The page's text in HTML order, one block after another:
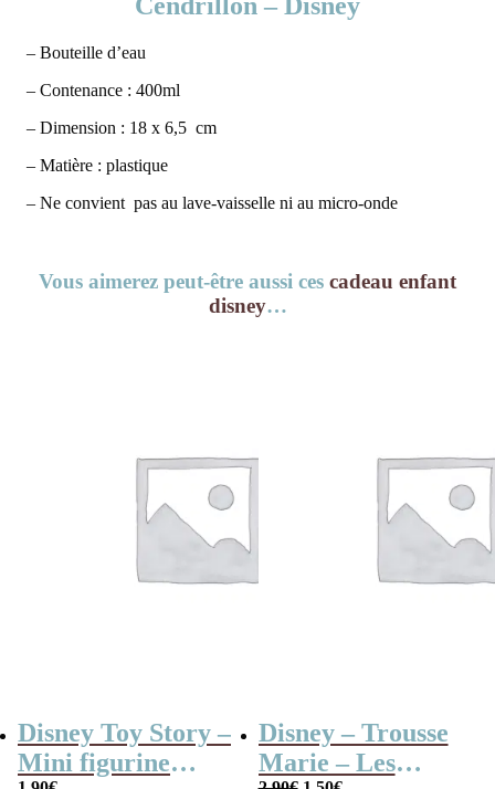
– Bouteille d’eau
– Contenance : 400ml
– Dimension : 18 x 6,5 cm
– Matière : plastique
– Ne convient pas au lave-vaisselle ni au micro-onde
Vous aimerez peut-être aussi ces cadeau enfant
disney…
Disney Toy Story –
Mini figurine
Disney – Trousse
Marie – Les